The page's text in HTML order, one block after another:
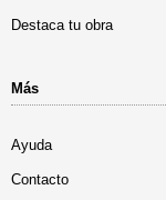
Destaca tu obra
Más
Ayuda
Contacto